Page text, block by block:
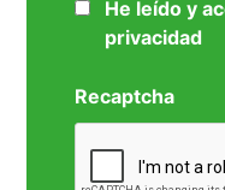
He leído y
privacidad
Recaptcha